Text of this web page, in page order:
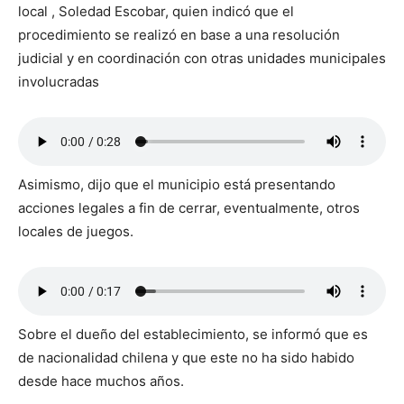
local , Soledad Escobar, quien indicó que el
procedimiento se realizó en base a una resolución
judicial y en coordinación con otras unidades municipales
involucradas
Asimismo, dijo que el municipio está presentando
acciones legales a fin de cerrar, eventualmente, otros
locales de juegos.
Sobre el dueño del establecimiento, se informó que es
de nacionalidad chilena y que este no ha sido habido
desde hace muchos años.